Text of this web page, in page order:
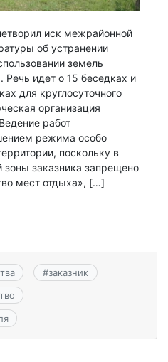
иск межрайонной
об устранении
земель
Речь идет о 15 беседках и
для круглосуточного
организация
работ
режима особо
поскольку в
зоны заказника запрещено
мест отдыха», […]
#заказник